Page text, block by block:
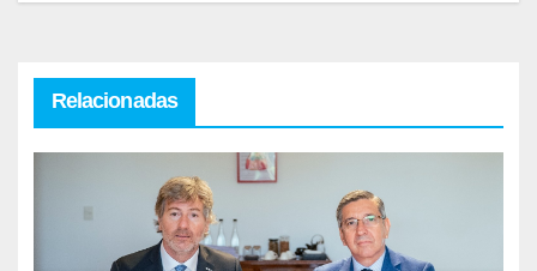
Relacionadas